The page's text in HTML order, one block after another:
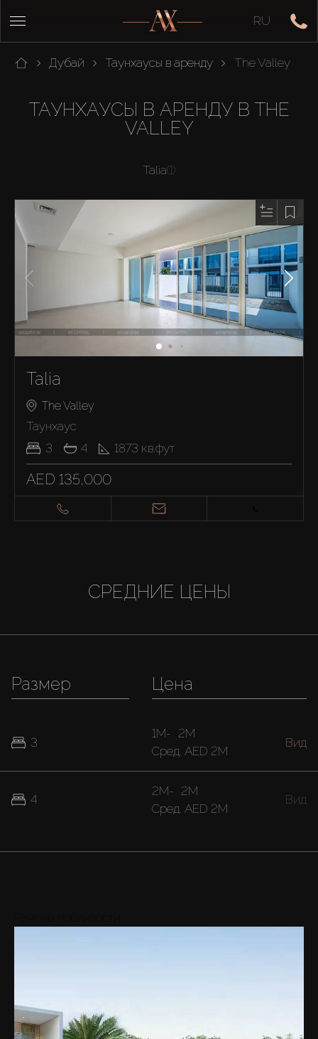
RU
Дубай Таунхаусы в аренду The Valley
ТАУНХАУСЫ В АРЕНДУ В THE
VALLEY
Talia(1)
Talia
The Valley
Таунхаус
3
4 1873 кв.фут
AED 135,000
СРЕДНИЕ ЦЕНЫ
Размер
3
4
Цена
1M- 2M
Cред. AED 2M
Вид
2M- 2M
Cред. AED 2M
Вид